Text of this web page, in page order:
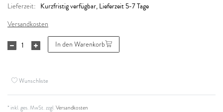
Lieferzeit: Kurzfristig verfügbar, Lieferzeit 5-7 Tage
Versandkosten
In den Warenkorb
Wunschliste
* inkl. ges. MwSt. zzgl.Versandkosten